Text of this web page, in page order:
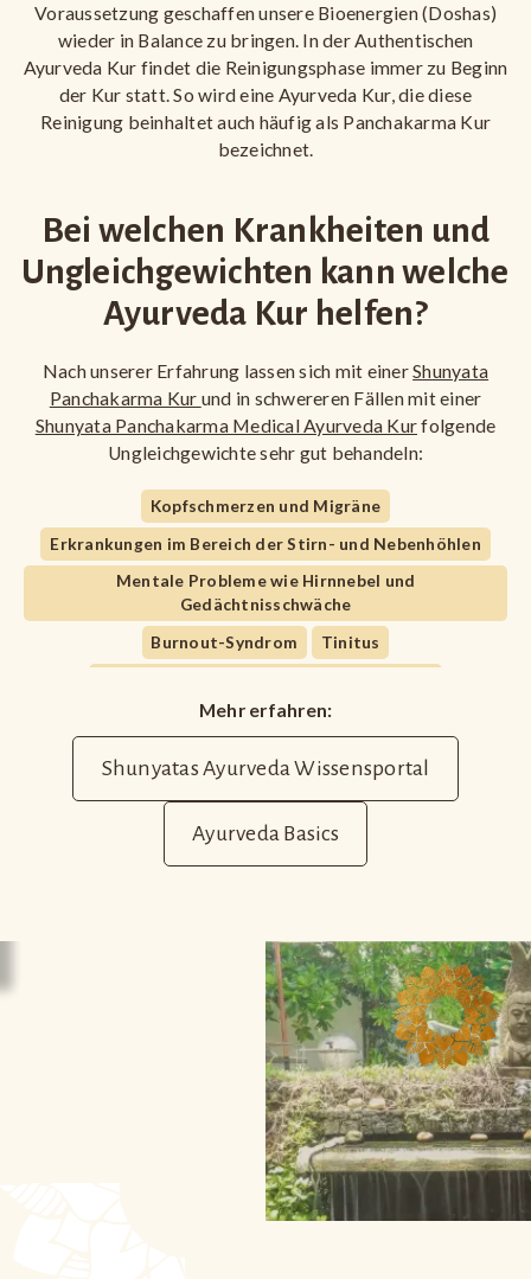
Voraussetzung geschaffen unsere Bioenergien (Doshas)
wieder in Balance zu bringen. In der Authentischen
Ayurveda Kur findet die Reinigungsphase immer zu Beginn
der Kur statt. So wird eine Ayurveda Kur, die diese
Reinigung beinhaltet auch häufig als Panchakarma Kur
bezeichnet.
Bei welchen Krankheiten und
Ungleichgewichten kann welche
Ayurveda Kur helfen?
Nach unserer Erfahrung lassen sich mit einerShunyata
Panchakarma Kur und in schwereren Fällen mit einer
Shunyata Panchakarma Medical Ayurveda Kurfolgende
Ungleichgewichte sehr gut behandeln:
Kopfschmerzen und Migräne
Erkrankungen im Bereich der Stirn- und Nebenhöhlen
Mentale Probleme wie Hirnnebel und
Gedächtnisschwäche
Burnout-Syndrom
Tinitus
Schlafstörungen
Depression
Psychosomatische Beschwerden
Immunschwäche
Autoimmunerkrankungen
Stoffwechselstörungen
Erkrankungen der Atemwege
Durchblutungsstörungen
zu hoher/niedriger Blutdruck
Entzündungen der Organe
Rheuma, Ischias, Gicht "Frozen Shoulder"
Muskel- und Bindegewebsprobleme
Ablagerungen (Steine in Galle und Blase)
Hämorriden
Erkrankungen der Wirbelsäule
Neurodermitis und andere Hautprobleme
Diabetes
Magen- und Darmerkrankungen
Übergewicht/Untergewicht
Mehr erfahren:
Shunyatas Ayurveda Wissensportal
Ayurveda Basics